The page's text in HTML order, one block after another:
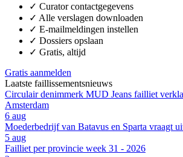
✓ Curator contactgegevens
✓ Alle verslagen downloaden
✓ E-mailmeldingen instellen
✓ Dossiers opslaan
✓ Gratis, altijd
Gratis aanmelden
Laatste faillissementsnieuws
Circulair denimmerk MUD Jeans failliet
Amsterdam
6 aug
Moederbedrijf van Batavus en Sparta vraagt
5 aug
Failliet per provincie week 31 - 2026